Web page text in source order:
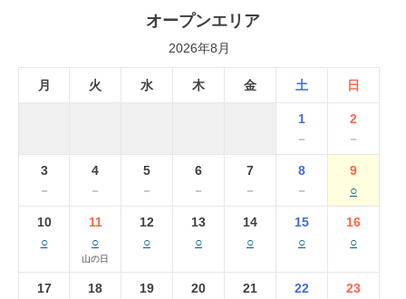
オープンエリア
2026年8月
月 火 水 木 金 土 日
1
－
2
－
3
－
4
－
5
－
6
－
7
－
8
－
9
○
10
○
11
○
山の日
12
○
13
○
14
○
15
○
16
○
17
18
19
20
21
22
23